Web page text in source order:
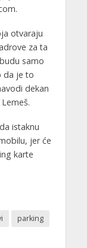
otvaraju
za ta
samo
da je to
dekan
istaknu
jer će
karte
parking